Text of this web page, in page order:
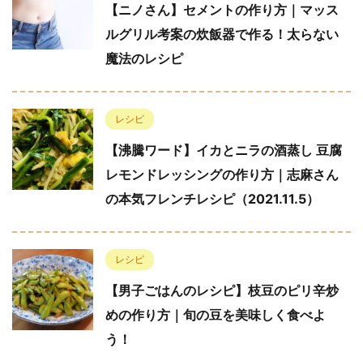
【ニノさん】セメントの作り方｜マッス
ルグリル考案の炊飯器で作る！太らない
魔法のレシピ
レシピ
【沸騰ワード】イカとニラの酒蒸し 豆腐
レモンドレッシングの作り方｜志麻さん
の本気フレンチレシピ（2021.11.5）
レシピ
【男子ごはんのレシピ】枝豆のピリ辛炒
めの作り方｜旬の豆を美味しく食べよ
う！